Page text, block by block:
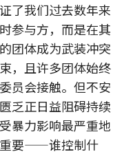
了我们过去数年来
参与方，而是在其
团体成为武装冲突
，且许多团体始终
员会接触。但不安
乏正日益阻碍持续
暴力影响最严重地
重要——谁控制什